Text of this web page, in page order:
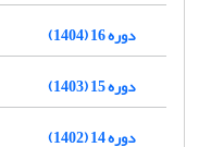
دوره 16 (1404)
دوره 15 (1403)
دوره 14 (1402)